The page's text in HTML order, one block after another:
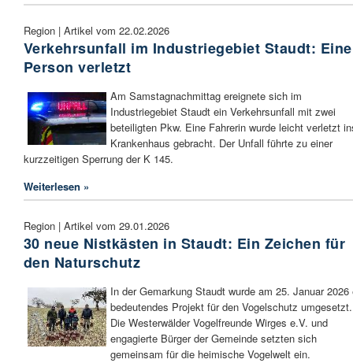
Region | Artikel vom 22.02.2026
Verkehrsunfall im Industriegebiet Staudt: Eine
Person verletzt
Am Samstagnachmittag ereignete sich im
Industriegebiet Staudt ein Verkehrsunfall mit zwei
beteiligten Pkw. Eine Fahrerin wurde leicht verletzt
Krankenhaus gebracht. Der Unfall führte zu einer
kurzzeitigen Sperrung der K 145.
Weiterlesen »
Region | Artikel vom 29.01.2026
30 neue Nistkästen in Staudt: Ein Zeichen für
den Naturschutz
In der Gemarkung Staudt wurde am 25. Januar 2026
bedeutendes Projekt für den Vogelschutz umgesetzt.
Die Westerwälder Vogelfreunde Wirges e.V. und
engagierte Bürger der Gemeinde setzten sich
gemeinsam für die heimische Vogelwelt ein.